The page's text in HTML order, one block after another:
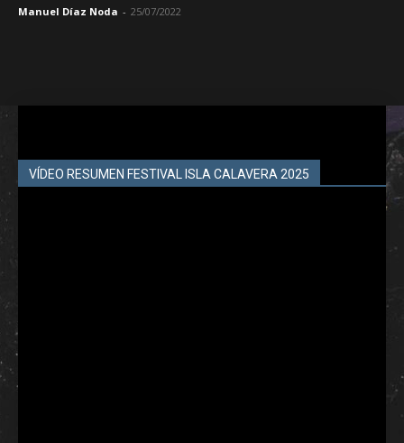
Manuel Díaz Noda - 25/07/2022
VÍDEO RESUMEN FESTIVAL ISLA CALAVERA 2025